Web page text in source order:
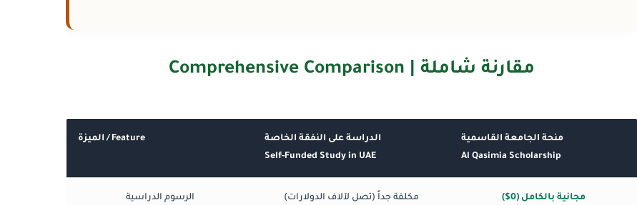
مقارنة شاملة | Comprehensive Comparison
الميزة / Feature
الدراسة على النفقة الخاصة
Self-Funded Study in UAE
منحة الجامعة القاسمية
Al Qasimia Scholarship
الرسوم الدراسية مكلفة جداً (تصل لآلاف الدولارات) مجانية بالكامل (0$)